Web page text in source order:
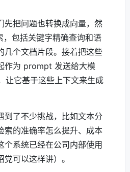
先把问题也转换成向量，然
，包括关键字精确查询和语
几个文档片段。接着把这些
作为 prompt 发送给大模
让它基于这些上下文来生成
到了不少挑战，比如文本分
索的准确率怎么提升、成本
个系统已经在公司内部使用
可以这样讲）。